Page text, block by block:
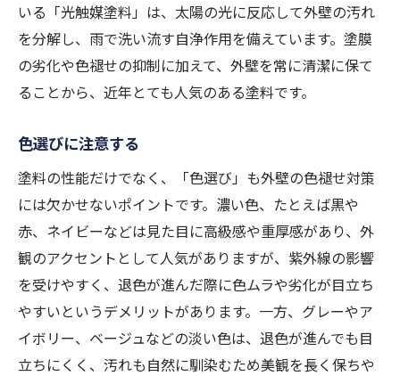
いる「光触媒塗料」は、太陽の光に反応して外壁の汚れ
を分解し、雨で洗い流す自浄作用を備えています。塗膜
の劣化や色褪せの抑制に加えて、外壁を常に清潔に保て
ることから、近年とても人気のある塗料です。
色選びに注意する
塗料の性能だけでなく、「色選び」も外壁の色褪せ対策
には欠かせないポイントです。濃い色、たとえば黒や
赤、ネイビーなどは見た目に高級感や重厚感があり、外
観のアクセントとして人気がありますが、紫外線の影響
を受けやすく、退色が進んだ際に色ムラや劣化が目立ち
やすいというデメリットがあります。一方、グレーやア
イボリー、ベージュなどの淡い色は、退色が進んでも目
立ちにくく、汚れも自然に馴染むため美観を長く保ちや